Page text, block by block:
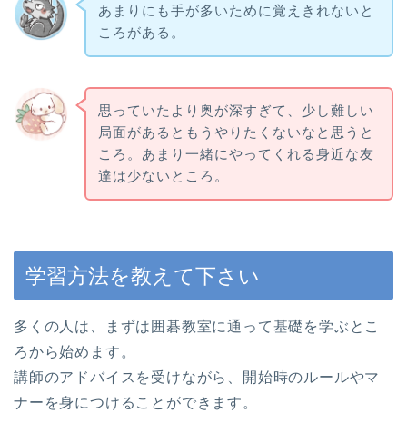
あまりにも手が多いために覚えきれないと
ころがある。
思っていたより奥が深すぎて、少し難しい
局面があるともうやりたくないなと思うと
ころ。あまり一緒にやってくれる身近な友
達は少ないところ。
学習方法を教えて下さい
多くの人は、まずは囲碁教室に通って基礎を学ぶとこ
ろから始めます。
講師のアドバイスを受けながら、開始時のルールやマ
ナーを身につけることができます。